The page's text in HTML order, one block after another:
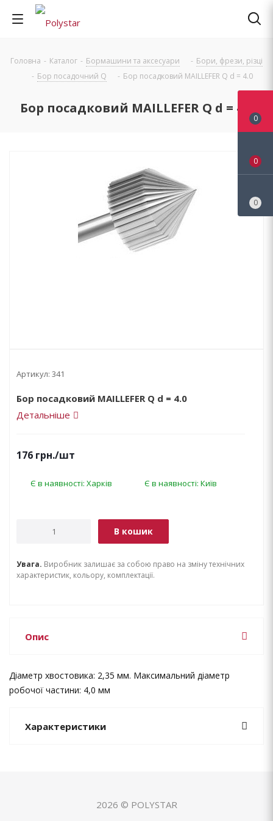
Головна - Каталог - Бормашини та аксесуари - Бори, фрези, різці
- Бор посадочний Q - Бор посадковий MAILLEFER Q d = 4.0
Бор посадковий MAILLEFER Q d = 4.0
Артикул: 341
Бор посадковий MAILLEFER Q d = 4.0
Детальніше
176 грн./шт
Є в наявності: Харків Є в наявності: Київ
В кошик
Увага. Виробник залишає за собою право на зміну технічних
характеристик, кольору, комплектації.
Опис
Діаметр хвостовика: 2,35 мм. Максимальний діаметр
робочої частини: 4,0 мм
Характеристики
2026 © POLYSTAR
0
0
0